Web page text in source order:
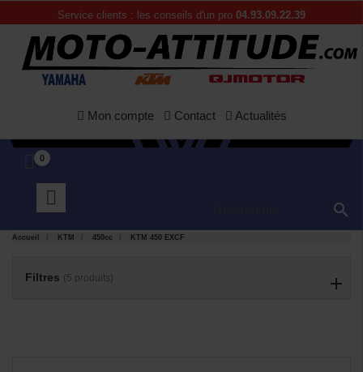
Service clients : les conseils d'un pro 04.93.09.22.39
Mon compte Contact Actualités
0

Accueil KTM 450cc KTM 450 EXCF
Filtres (5 produits)
APERÇU
APERÇU